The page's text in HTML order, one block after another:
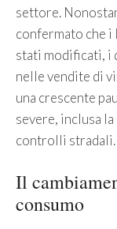
settore.
confermato che
stati modificati, i
nelle vendite di
una crescente
severe, inclusa
controlli stradali.
Il
consumo